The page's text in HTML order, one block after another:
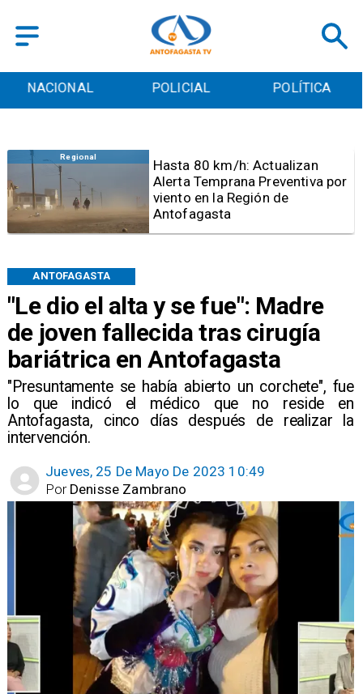
POLICIAL POLÍTICA CULTURA
"Le dio el alta y se fue": Madre
de joven fallecida tras cirugía
bariátrica en Antofagasta
"Presuntamente se había abierto un corchete", fue
lo que indicó el médico que no reside en
Antofagasta, cinco días después de realizar la
intervención.
ANTOFAGASTA
Jueves, 25 De Mayo De 2023 10:49
Denisse Zambrano
Por
Antofagasta
Detienen a sujeto por iniciar
quema para sacar cables
eléctricos en el sector norte de
Antofagasta